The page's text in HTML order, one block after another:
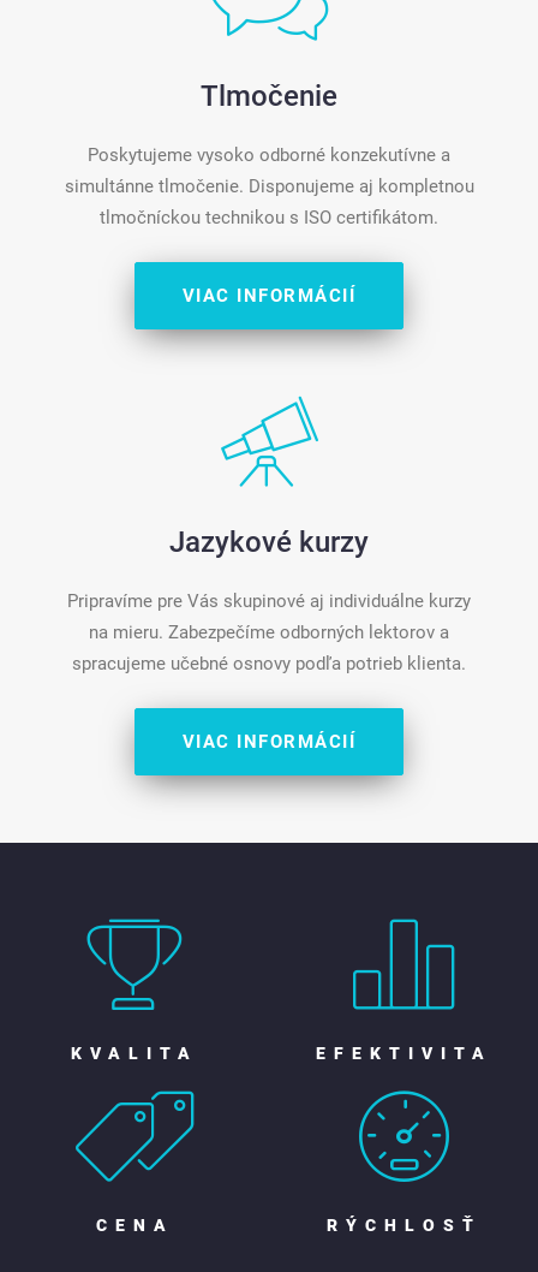
Tlmočenie
Poskytujeme vysoko odborné konzekutívne a
simultánne tlmočenie. Disponujeme aj kompletnou
tlmočníckou technikou s ISO certifikátom.
VIAC INFORMÁCIÍ
Jazykové kurzy
Pripravíme pre Vás skupinové aj individuálne kurzy
na mieru. Zabezpečíme odborných lektorov a
spracujeme učebné osnovy podľa potrieb klienta.
VIAC INFORMÁCIÍ
KVALITA EFEKTIVITA
CENA RÝCHLOSŤ